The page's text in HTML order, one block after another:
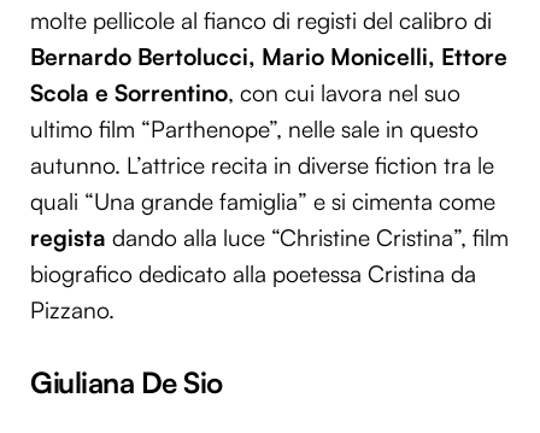
Utilizziamo i cookie per personalizzare contenuti ed
annunci, per fornire funzionalità dei social media e per
analizzare il nostro traffico. Condividiamo inoltre
nostri partner che si occupano di analisi dei dati web,
pubblicità e social media, i quali potrebbero combinarle
con altre informazioni che hai fornito loro o che hanno
raccolto dal tuo utilizzo dei loro servizi.
molte pellicole al fianco di registi del calibro di
Bernardo Bertolucci, Mario Monicelli, Ettore
Scola e Sorrentino, con cui lavora nel suo
ultimo film “Parthenope”, nelle sale in questo
autunno. L’attrice recita in diverse fiction tra le
quali “Una grande famiglia” e si cimenta come
regista dando alla luce “Christine Cristina”, film
biografico dedicato alla poetessa Cristina da
Pizzano.
Giuliana De Sio